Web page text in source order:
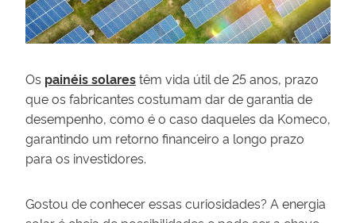
Os painéis solarestêm vida útil de 25 anos, prazo
que os fabricantes costumam dar de garantia de
desempenho, como é o caso daqueles da Komeco,
garantindo um retorno financeiro a longo prazo
para os investidores.
Gostou de conhecer essas curiosidades? A energia